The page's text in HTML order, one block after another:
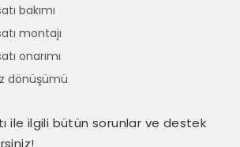
bakımı
montajı
onarımı
dönüşümü
ile ilgili bütün sorunlar ve destek